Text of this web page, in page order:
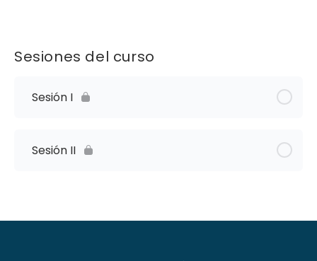
Sesiones del curso
Sesión I
Sesión II